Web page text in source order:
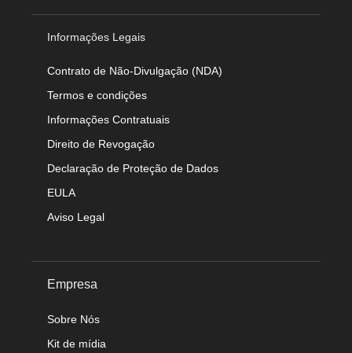
Informações Legais
Contrato de Não-Divulgação (NDA)
Termos e condições
Informações Contratuais
Direito de Revogação
Declaração de Proteção de Dados
EULA
Aviso Legal
Empresa
Sobre Nós
Kit de mídia